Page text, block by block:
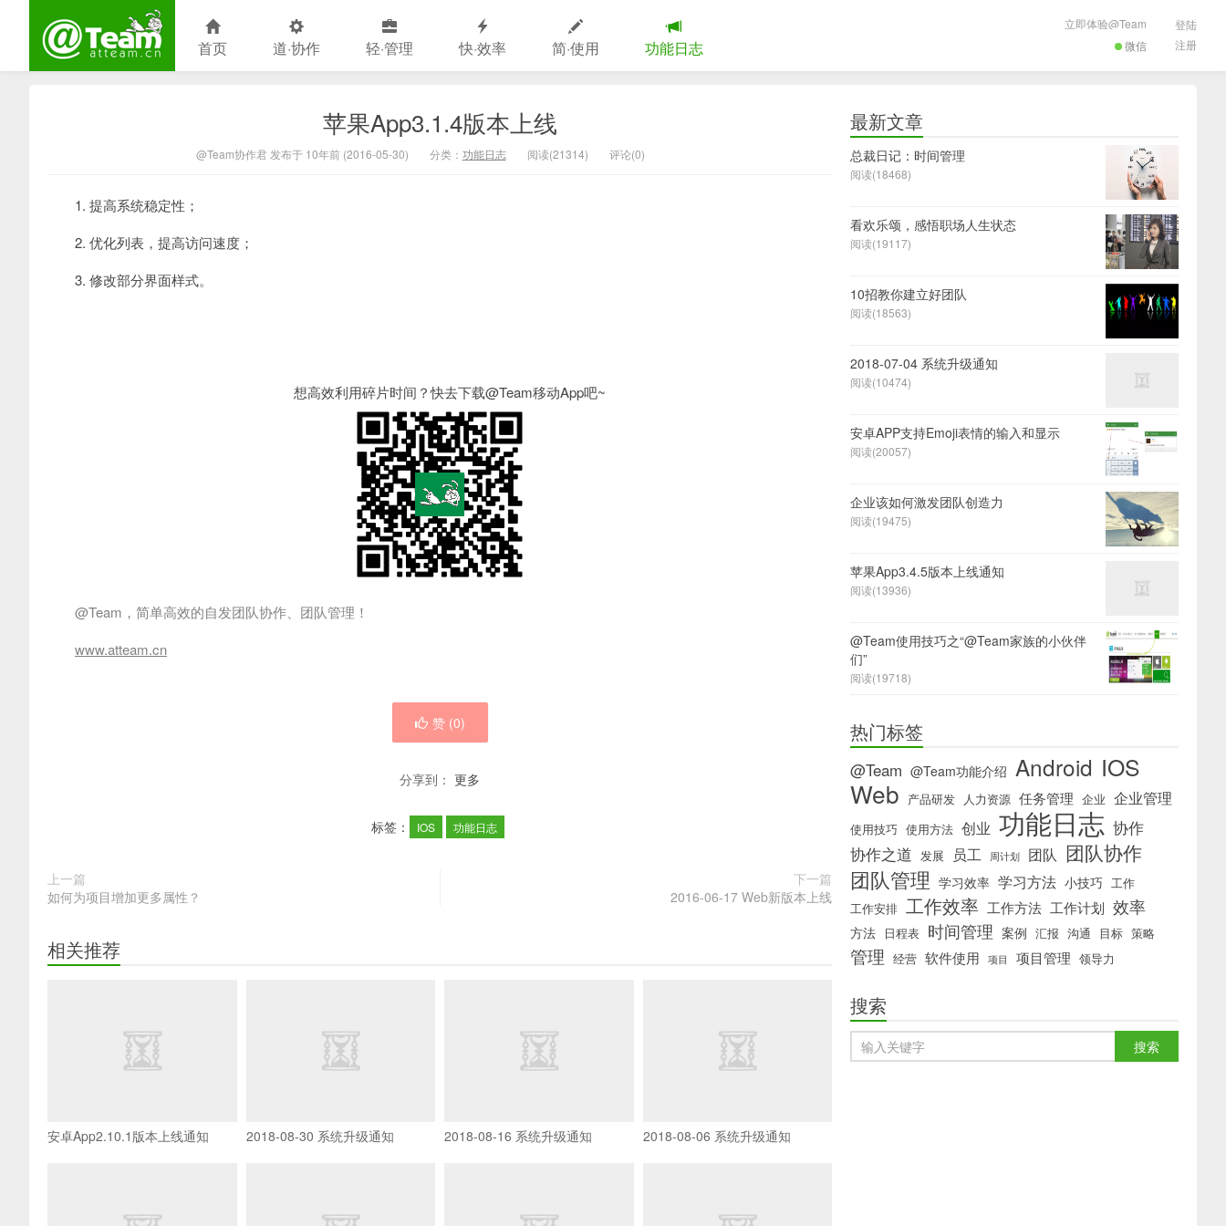
首页 道·协作 轻·管理 快·效率 简·使用 功能日志 微信
立即体验@Team
登陆
注册
苹果App3.1.4版本上线
@Team协作君 发布于 10年前 (2016-05-30) 分类： 功能日志 阅读(21314) 评论(0)
1. 提高系统稳定性；
2. 优化列表，提高访问速度；
3. 修改部分界面样式。
想高效利用碎片时间？快去下载@Team移动App吧~
@Team，简单高效的自发团队协作、团队管理！
www.atteam.cn
赞 (0)
分享到： 更多
标签： IOS 功能日志
上一篇
如何为项目增加更多属性？
下一篇
2016-06-17 Web新版本上线
相关推荐
安卓App2.10.1版本上线通知 2018-08-30 系统升级通知 2018-08-16 系统升级通知 2018-08-06 系统升级通知
最新文章
总裁日记：时间管理
阅读(18468)
看欢乐颂，感悟职场人生状态
阅读(19117)
10招教你建立好团队
阅读(18563)
2018-07-04 系统升级通知
阅读(10474)
安卓APP支持Emoji表情的输入和显示
阅读(20057)
企业该如何激发团队创造力
阅读(19475)
苹果App3.4.5版本上线通知
阅读(13936)
@Team使用技巧之“@Team家族的小伙伴
们”
阅读(19718)
热门标签
@Team @Team功能介绍 Android IOS
Web 产品研发 人力资源 任务管理 企业 企业管理
使用技巧 使用方法 创业 功能日志 协作
协作之道 发展 员工 周计划 团队 团队协作
团队管理 学习效率 学习方法 小技巧 工作
工作安排 工作效率 工作方法 工作计划 效率
方法 日程表 时间管理 案例 汇报 沟通 目标 策略
管理 经营 软件使用 项目 项目管理 领导力
搜索